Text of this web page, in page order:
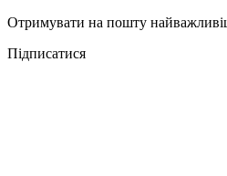
Отримувати на пошту
Підписатися